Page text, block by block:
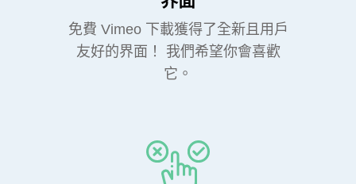
免費 Vimeo 下載獲得了全新且用戶
友好的界面！ 我們希望你會喜歡
它。